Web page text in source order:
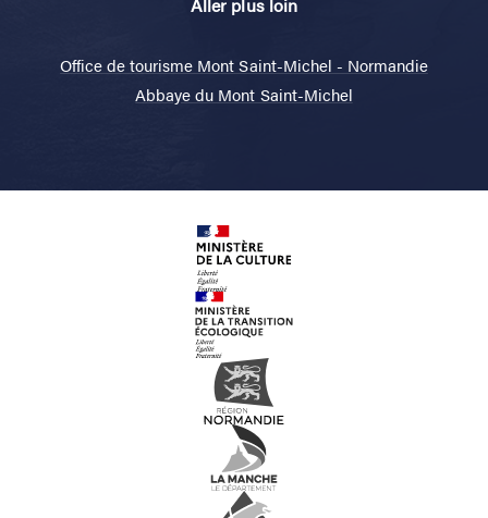
Aller plus loin
Office de tourisme Mont Saint-Michel - Normandie
Abbaye du Mont Saint-Michel